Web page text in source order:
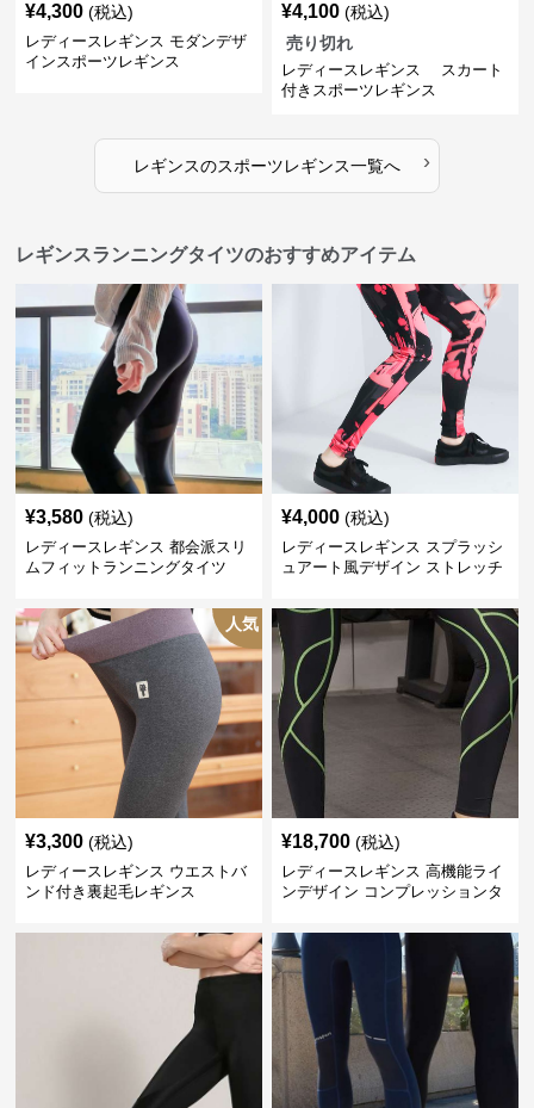
¥4,300 (税込)
レディースレギンス モダンデザ
インスポーツレギンス
¥4,100 (税込)
売り切れ
レディースレギンス スカート
付きスポーツレギンス
レギンスのスポーツレギンス一覧へ ›
レギンスランニングタイツのおすすめアイテム
¥3,580 (税込)
レディースレギンス 都会派スリ
ムフィットランニングタイツ
¥4,000 (税込)
レディースレギンス スプラッシ
ュアート風デザイン ストレッチ
人気
¥3,300 (税込)
レディースレギンス ウエストバ
ンド付き裏起毛レギンス
¥18,700 (税込)
レディースレギンス 高機能ライ
ンデザイン コンプレッションタ